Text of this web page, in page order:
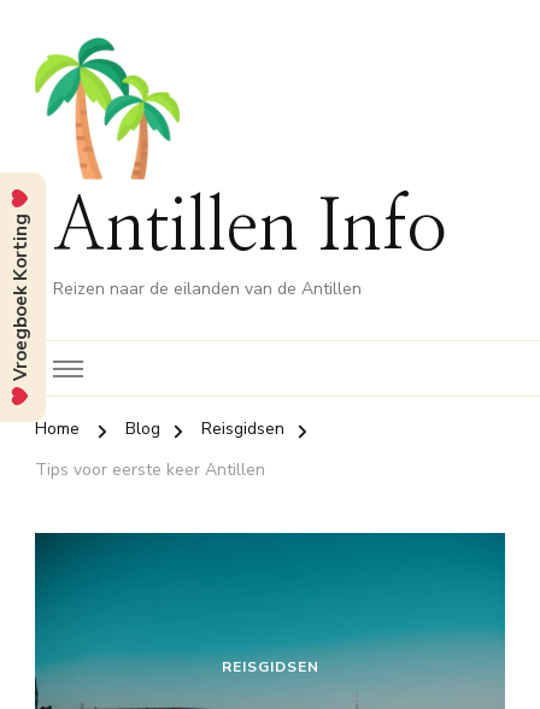
Antillen Info
Reizen naar de eilanden van de Antillen
Home Blog
Reisgidsen
Tips voor eerste keer Antillen
REISGIDSEN
Vroegboek Korting